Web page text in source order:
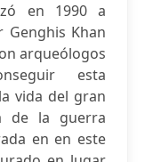
en 1990 a
Khan
arqueólogos
esta
vida del gran
de la guerra
en en este